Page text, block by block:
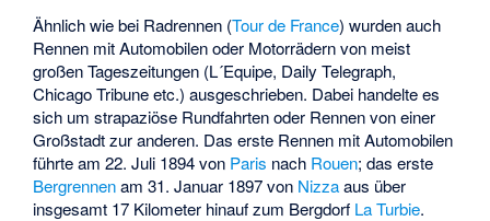
Ähnlich wie bei Radrennen (Tour de France) wurden auch
Rennen mit Automobilen oder Motorrädern von meist
großen Tageszeitungen (L´Equipe, Daily Telegraph,
Chicago Tribune etc.) ausgeschrieben. Dabei handelte es
sich um strapaziöse Rundfahrten oder Rennen von einer
Großstadt zur anderen. Das erste Rennen mit Automobilen
führte am 22. Juli 1894 von Paris nach Rouen; das erste
Bergrennenam 31. Januar 1897 von Nizzaaus über
insgesamt 17 Kilometer hinauf zum Bergdorf La Turbie.